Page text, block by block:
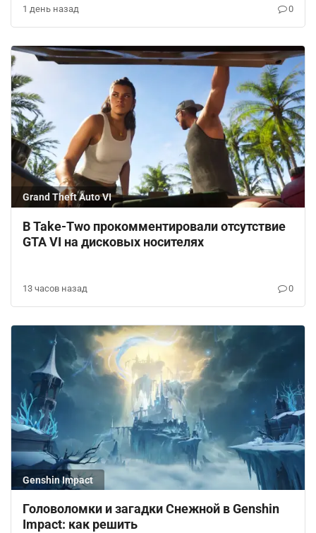
1 день назад 0
Grand Theft Auto VI
В Take-Two прокомментировали отсутствие
GTA VI на дисковых носителях
13 часов назад 0
Genshin Impact
Головоломки и загадки Снежной в Genshin
Impact: как решить